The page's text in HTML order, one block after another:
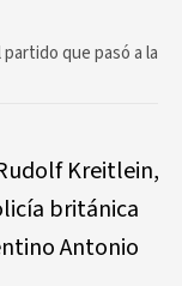
que pasó a la
Kreitlein,
británica
Antonio